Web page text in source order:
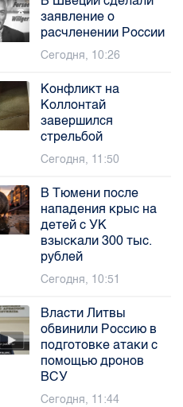
заявление о
расчленении России
Сегодня, 10:26
Конфликт на
Коллонтай
завершился
стрельбой
Сегодня, 11:50
В Тюмени после
нападения крыс на
детей с УК
взыскали 300 тыс.
рублей
Сегодня, 10:51
Власти Литвы
обвинили Россию в
подготовке атаки с
помощью дронов
ВСУ
Сегодня, 11:44